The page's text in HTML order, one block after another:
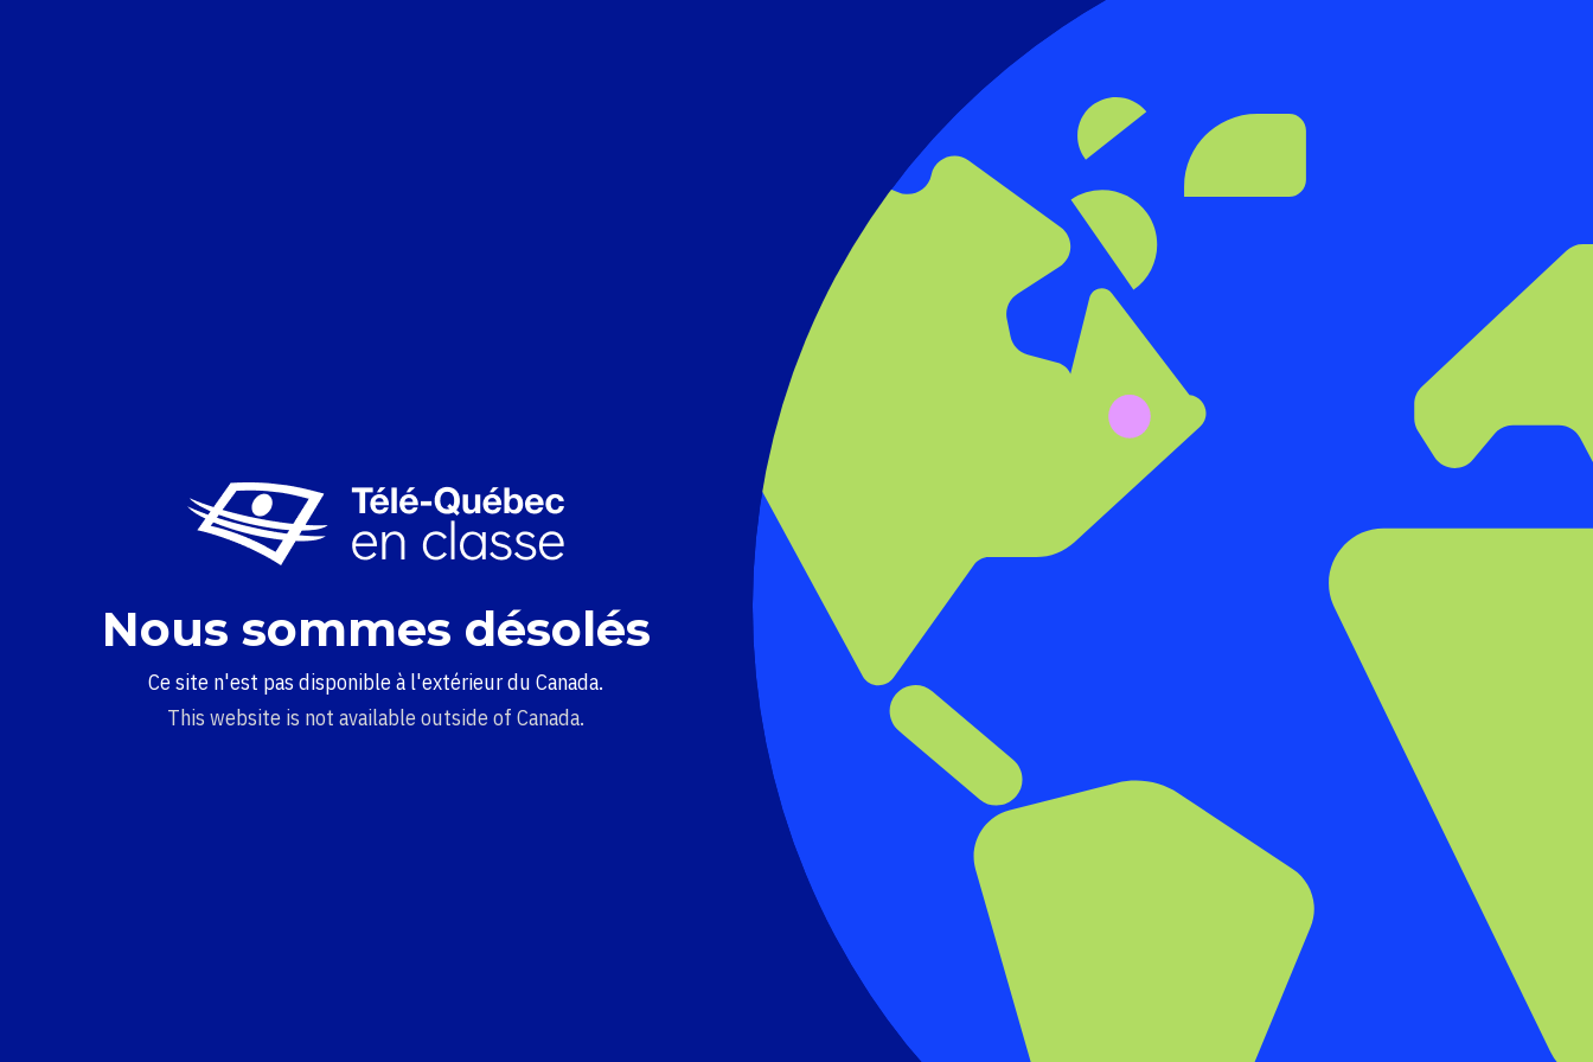
Nous sommes désolés
Ce site n'est pas disponible à l'extérieur du Canada.
This website is not available outside of Canada.